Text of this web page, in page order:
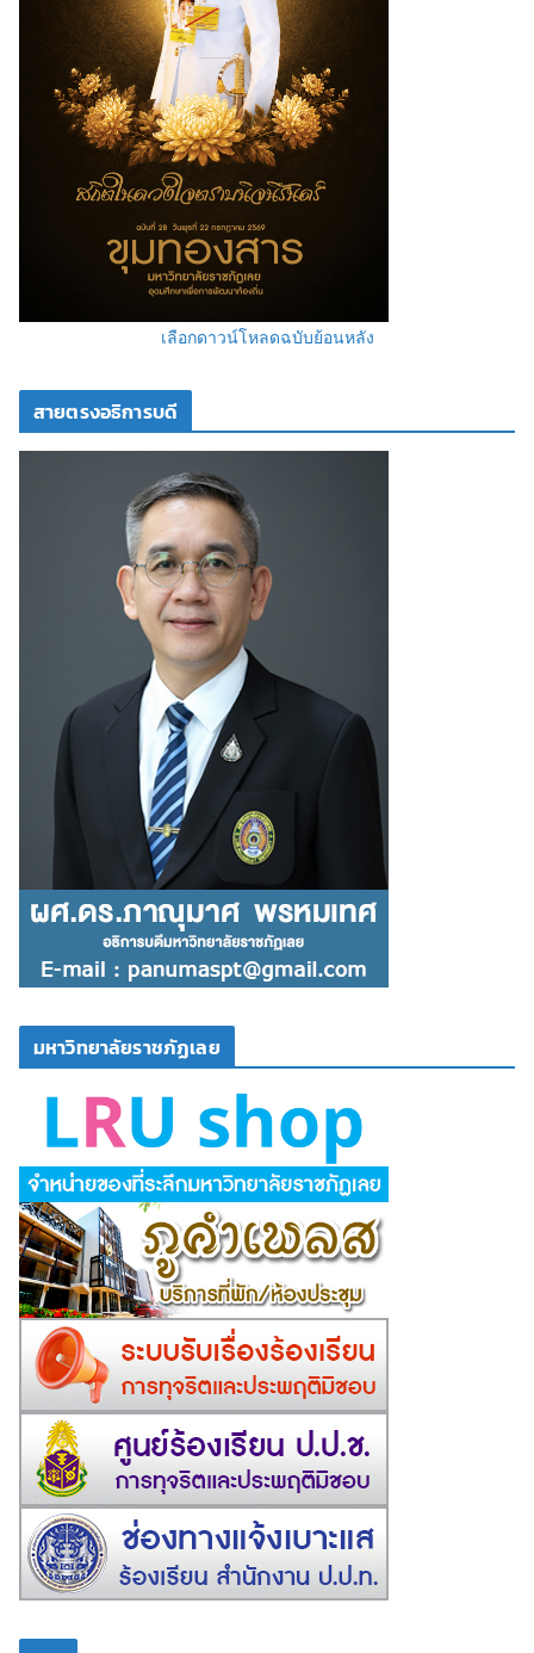
เลือกดาวน์โหลดฉบับย้อนหลัง
สายตรงอธิการบดี
มหาวิทยาลัยราชภัฏเลย